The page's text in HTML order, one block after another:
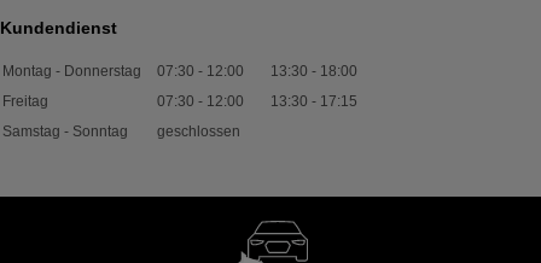
Kundendienst
Montag - Donnerstag 07:30 - 12:00 13:30 - 18:00
Freitag
07:30 - 12:00 13:30 - 17:15
Samstag - Sonntag
geschlossen